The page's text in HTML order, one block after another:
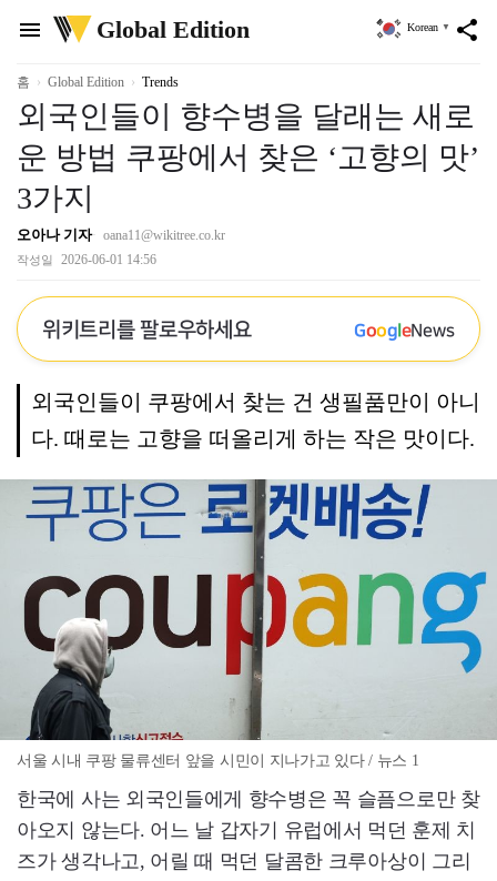
menu
위
키
리
Global Edition share
Korean ▼
홈 Global Edition Trends
외국인들이 향수병을 달래는 새로
운 방법 쿠팡에서 찾은 ‘고향의 맛’
3가지
오아나 기자 oana11@wikitree.co.kr
작성일 2026-06-01 14:56
위키트리를 팔로우하세요 GoogleNews
외국인들이 쿠팡에서 찾는 건 생필품만이 아니
다. 때로는 고향을 떠올리게 하는 작은 맛이다.
서울 시내 쿠팡 물류센터 앞을 시민이 지나가고 있다 / 뉴스 1
한국에 사는 외국인들에게 향수병은 꼭 슬픔으로만 찾
아오지 않는다. 어느 날 갑자기 유럽에서 먹던 훈제 치
즈가 생각나고, 어릴 때 먹던 달콤한 크루아상이 그리